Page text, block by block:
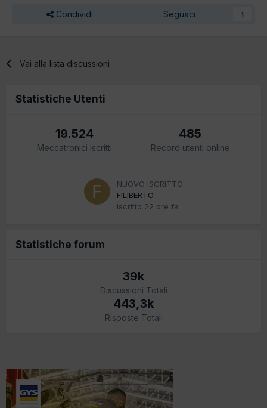
Condividi Seguaci 1
Vai alla lista discussioni
Statistiche Utenti
19.524
Meccatronici iscritti
485
Record utenti online
NUOVO ISCRITTO
FILIBERTO
Iscritto 22 ore fa
Statistiche forum
39k
Discussioni Totali
443,3k
Risposte Totali